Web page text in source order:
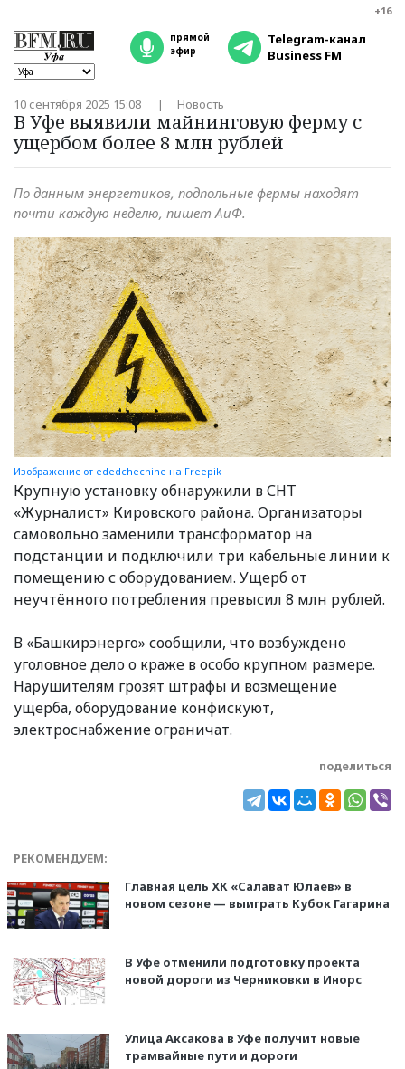
+16
прямой
эфир
Telegram-канал
Business FM
10 сентября 2025 15:08 Новость
В Уфе выявили майнинговую ферму с
ущербом более 8 млн рублей
По данным энергетиков, подпольные фермы находят
почти каждую неделю, пишет АиФ.
Изображение от ededchechine на Freepik
Крупную установку обнаружили в СНТ
«Журналист» Кировского района. Организаторы
самовольно заменили трансформатор на
подстанции и подключили три кабельные линии к
помещению с оборудованием. Ущерб от
неучтённого потребления превысил 8 млн рублей.
В «Башкирэнерго» сообщили, что возбуждено
уголовное дело о краже в особо крупном размере.
Нарушителям грозят штрафы и возмещение
ущерба, оборудование конфискуют,
электроснабжение ограничат.
поделиться
РЕКОМЕНДУЕМ:
Главная цель ХК «Салават Юлаев» в
новом сезоне — выиграть Кубок Гагарина
В Уфе отменили подготовку проекта
новой дороги из Черниковки в Инорс
Улица Аксакова в Уфе получит новые
трамвайные пути и дороги